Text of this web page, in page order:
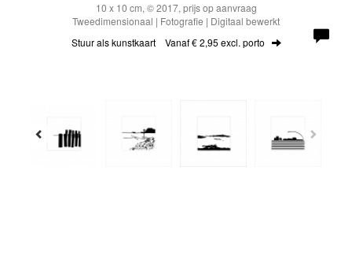
10 x 10 cm, © 2017, prijs op aanvraag
Tweedimensionaal | Fotografie | Digitaal bewerkt
Stuur als kunstkaart Vanaf € 2,95 excl. porto